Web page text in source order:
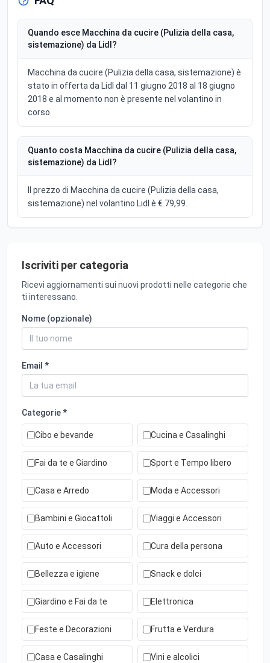
Quando esce Macchina da cucire (Pulizia della casa,
sistemazione) da Lidl?
Macchina da cucire (Pulizia della casa, sistemazione) è
stato in offerta da Lidl dal 11 giugno 2018 al 18 giugno
2018 e al momento non è presente nel volantino in
corso.
Quanto costa Macchina da cucire (Pulizia della casa,
sistemazione) da Lidl?
Il prezzo di Macchina da cucire (Pulizia della casa,
sistemazione) nel volantino Lidl è € 79,99.
Iscriviti per categoria
Ricevi aggiornamenti sui nuovi prodotti nelle categorie che
ti interessano.
Nome (opzionale)
Email *
Categorie *
Cibo e bevande Cucina e Casalinghi
Fai da te e Giardino Sport e Tempo libero
Casa e Arredo Moda e Accessori
Bambini e Giocattoli Viaggi e Accessori
Auto e Accessori Cura della persona
Bellezza e igiene Snack e dolci
Giardino e Fai da te Elettronica
Feste e Decorazioni Frutta e Verdura
Casa e Casalinghi Vini e alcolici